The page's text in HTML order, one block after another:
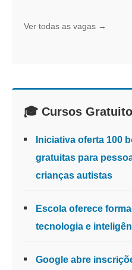
Ver todas as vagas →
🎓 Cursos
Iniciativa oferta 100
gratuitas para
crianças autistas
Escola oferece
tecnologia e
Google abre